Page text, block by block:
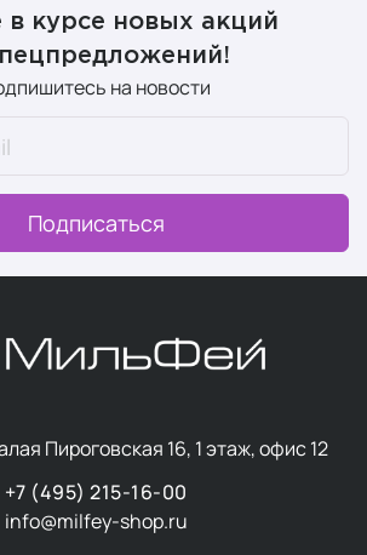
в курсе новых акций
на новости
Подписаться
Пироговская 16, 1 этаж, офис 12
+7 (495) 215-16-00
info@milfey-shop.ru